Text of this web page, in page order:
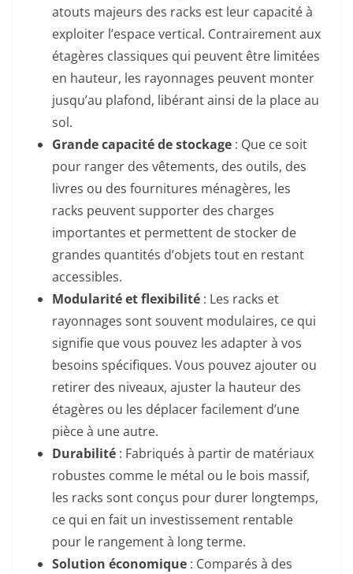
atouts majeurs des racks est leur capacité à
exploiter l’espace vertical. Contrairement aux
étagères classiques qui peuvent être limitées
en hauteur, les rayonnages peuvent monter
jusqu’au plafond, libérant ainsi de la place au
sol.
Grande capacité de stockage : Que ce soit
pour ranger des vêtements, des outils, des
livres ou des fournitures ménagères, les
racks peuvent supporter des charges
importantes et permettent de stocker de
grandes quantités d’objets tout en restant
accessibles.
Modularité et flexibilité : Les racks et
rayonnages sont souvent modulaires, ce qui
signifie que vous pouvez les adapter à vos
besoins spécifiques. Vous pouvez ajouter ou
retirer des niveaux, ajuster la hauteur des
étagères ou les déplacer facilement d’une
pièce à une autre.
Durabilité : Fabriqués à partir de matériaux
robustes comme le métal ou le bois massif,
les racks sont conçus pour durer longtemps,
ce qui en fait un investissement rentable
pour le rangement à long terme.
Solution économique : Comparés à des